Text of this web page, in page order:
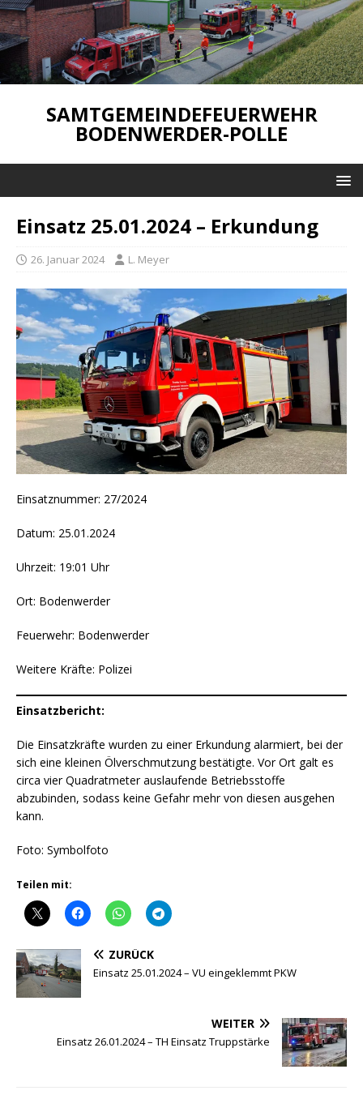
SAMTGEMEINDEFEUERWEHR
BODENWERDER-POLLE
Einsatz 25.01.2024 – Erkundung
26. Januar 2024 L. Meyer
Einsatznummer: 27/2024
Datum: 25.01.2024
Uhrzeit: 19:01 Uhr
Ort: Bodenwerder
Feuerwehr: Bodenwerder
Weitere Kräfte: Polizei
Einsatzbericht:
Die Einsatzkräfte wurden zu einer Erkundung alarmiert, bei der
sich eine kleinen Ölverschmutzung bestätigte. Vor Ort galt es
circa vier Quadratmeter auslaufende Betriebsstoffe
abzubinden, sodass keine Gefahr mehr von diesen ausgehen
kann.
Foto: Symbolfoto
Teilen mit:
ZURÜCK
Einsatz 25.01.2024 – VU eingeklemmt PKW
WEITER
Einsatz 26.01.2024 – TH Einsatz Truppstärke